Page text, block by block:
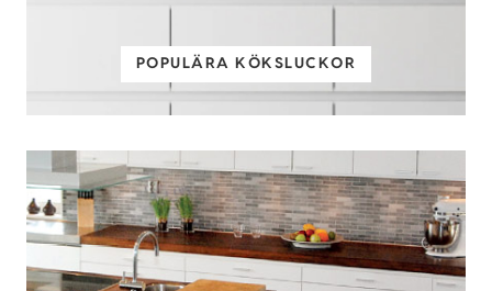
POPULÄRA KÖKSLUCKOR